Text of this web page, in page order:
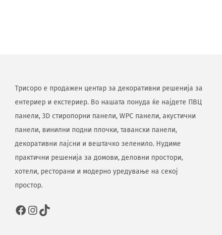
Трисоро е продажен центар за декоративни решенија за
ентериер и екстериер. Во нашата понуда ќе најдете ПВЦ
панели, 3D стиропорни панели, WPC панели, акустични
панели, винилни подни плочки, тавански панели,
декоративни лајсни и вештачко зеленило. Нудиме
практични решенија за домови, деловни простори,
хотели, ресторани и модерно уредување на секој
простор.